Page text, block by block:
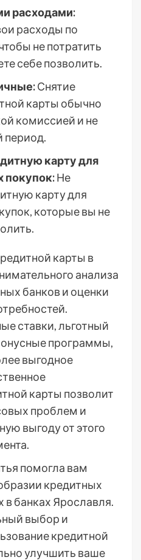
расходами:
расходы по
не потратить
себе позволить.
Снятие
карты обычно
комиссией и не
период.
карту для
покупок:Не
карту для
которые вы не
карты в
анализа
банков и оценки
ставки, льготный
программы,
выгодное
карты позволит
проблем и
выгоду от этого
помогла вам
кредитных
в банках Ярославля.
выбор и
кредитной
улучшить ваше